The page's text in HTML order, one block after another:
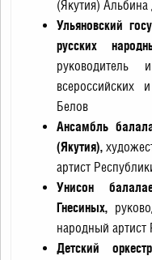
(Якутия) Альбина
Ульяновский
русских
всероссийских
Белов
Ансамбль
(Якутия),
артист
Унисон
Гнесиных,
народный
Детский